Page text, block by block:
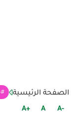
الصفحة الرئيسية
+A A -A